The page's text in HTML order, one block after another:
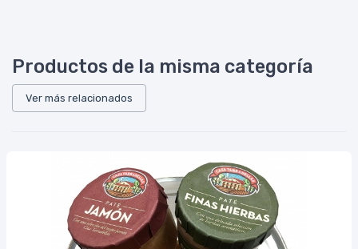
Productos de la misma categoría
Ver más relacionados